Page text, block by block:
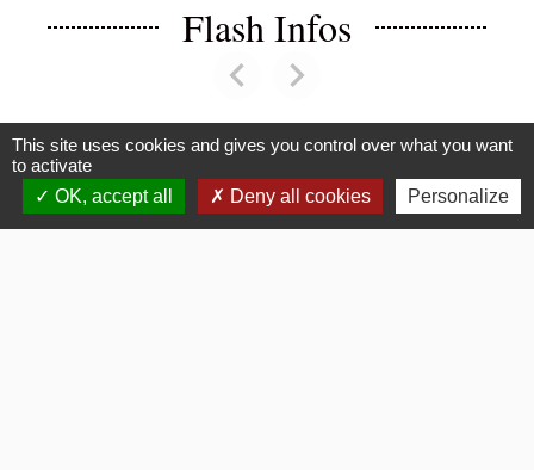
Flash Infos
chevron_leftPrevious
chevron_rightNext
Voir tout
This site uses cookies and gives you control over what you want
to activate
OK, accept all
Deny all cookies Personalize